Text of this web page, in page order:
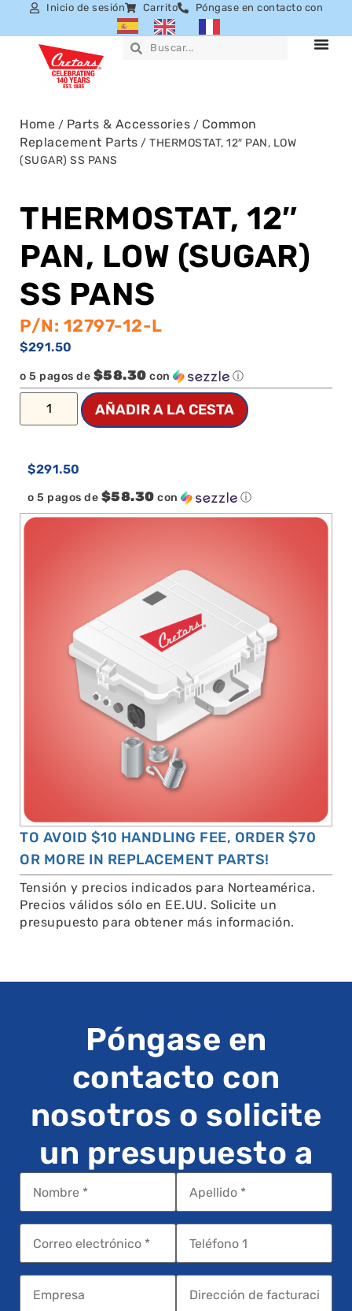
Inicio de sesión Carrito Póngase en contacto con
Home / Parts & Accessories / Common
Replacement Parts / THERMOSTAT, 12″ PAN, LOW
(SUGAR) SS PANS
TO AVOID $10 HANDLING FEE, ORDER $70
OR MORE IN REPLACEMENT PARTS!
Tensión y precios indicados para Norteamérica.
Precios válidos sólo en EE.UU. Solicite un
presupuesto para obtener más información.
THERMOSTAT, 12″
PAN, LOW (SUGAR)
SS PANS
P/N: 12797-12-L
$291.50
o 5 pagos de $58.30 con ⓘ
AÑADIR A LA CESTA
$291.50
o 5 pagos de $58.30 con ⓘ
Póngase en
contacto con
nosotros o solicite
un presupuesto a